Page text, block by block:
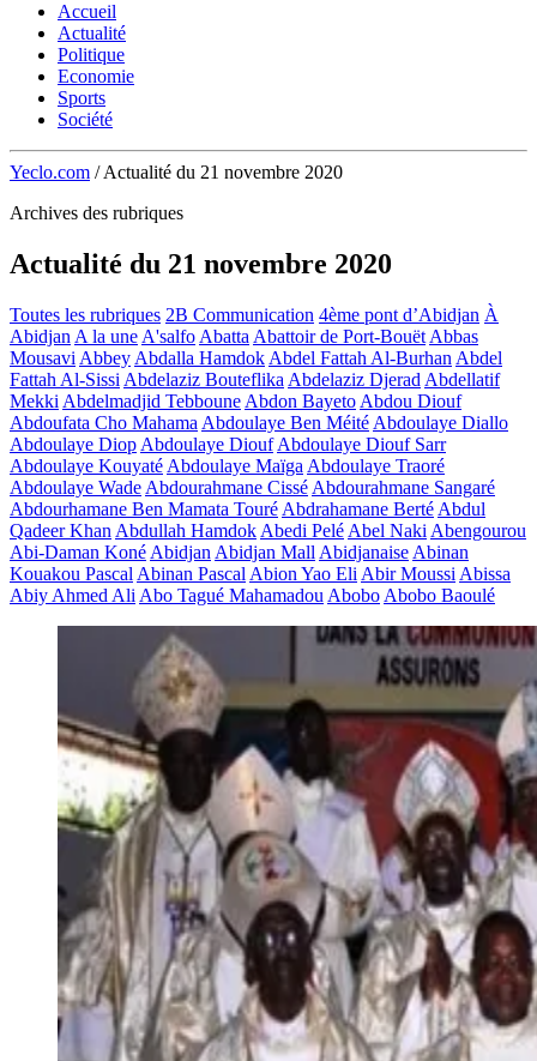
Accueil
Actualité
Politique
Economie
Sports
Société
Yeclo.com / Actualité du 21 novembre 2020
Archives des rubriques
Actualité du 21 novembre 2020
Toutes les rubriques 2B Communication 4ème pont d’Abidjan À
Abidjan A la une A'salfo Abatta Abattoir de Port-Bouët Abbas
Mousavi Abbey Abdalla Hamdok Abdel Fattah Al-Burhan Abdel
Fattah Al-Sissi Abdelaziz Bouteflika Abdelaziz Djerad Abdellatif
Mekki Abdelmadjid Tebboune Abdon Bayeto Abdou Diouf
Abdoufata Cho Mahama Abdoulaye Ben Méité Abdoulaye Diallo
Abdoulaye Diop Abdoulaye Diouf Abdoulaye Diouf Sarr
Abdoulaye Kouyaté Abdoulaye Maïga Abdoulaye Traoré
Abdoulaye Wade Abdourahmane Cissé Abdourahmane Sangaré
Abdourhamane Ben Mamata Touré Abdrahamane Berté Abdul
Qadeer Khan Abdullah Hamdok Abedi Pelé Abel Naki Abengourou
Abi-Daman Koné Abidjan Abidjan Mall Abidjanaise Abinan
Kouakou Pascal Abinan Pascal Abion Yao Eli Abir Moussi Abissa
Abiy Ahmed Ali Abo Tagué Mahamadou Abobo Abobo Baoulé